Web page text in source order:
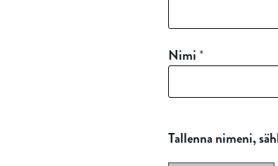
Nimi *
Tallenna nimeni,